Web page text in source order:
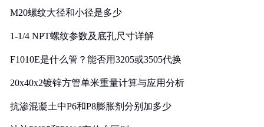
M20螺纹大径和小径是多少
1-1/4 NPT螺纹参数及底孔尺寸详解
F1010E是什么管？能否用3205或3505代换
20x40x2镀锌方管单米重量计算与应用分析
抗渗混凝土中P6和P8膨胀剂分别加多少